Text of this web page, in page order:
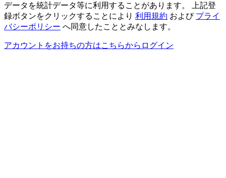
データを統計データ等に利用することがあります。 上記登
録ボタンをクリックすることにより 利用規約 および プライ
バシーポリシー へ同意したこととみなします。
アカウントをお持ちの方はこちらからログイン